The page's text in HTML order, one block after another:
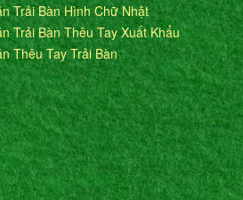
Trải Bàn Hình Chữ Nhật
Trải Bàn Thêu Tay Xuất Khẩu
Thêu Tay Trải Bàn